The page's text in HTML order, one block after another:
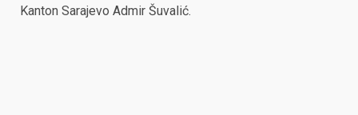
Kanton Sarajevo Admir Šuvalić.